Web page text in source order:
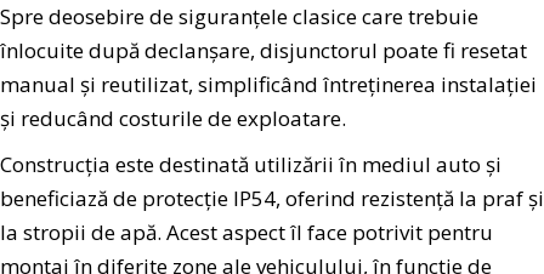
Spre deosebire de siguranțele clasice care trebuie
înlocuite după declanșare, disjunctorul poate fi resetat
manual și reutilizat, simplificând întreținerea instalației
și reducând costurile de exploatare.
Construcția este destinată utilizării în mediul auto și
beneficiază de protecție IP54, oferind rezistență la praf și
la stropii de apă. Acest aspect îl face potrivit pentru
montaj în diferite zone ale vehiculului, în funcție de